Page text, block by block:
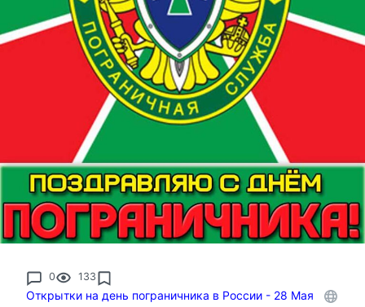
0 133
Открытки на день пограничника в России - 28 Мая